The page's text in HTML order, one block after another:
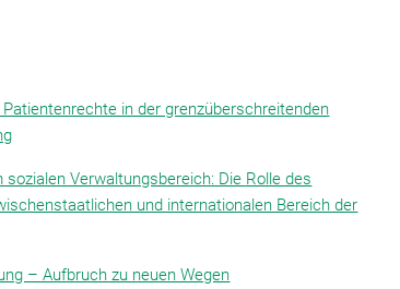
Patientenrechte in der grenzüberschreitenden
Verwaltungsbereich: Die Rolle des
und internationalen Bereich der
– Aufbruch zu neuen Wegen